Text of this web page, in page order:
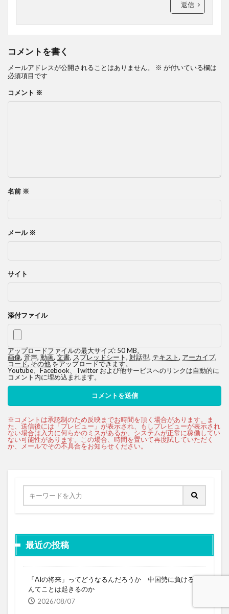
返信
コメントを書く
メールアドレスが公開されることはありません。 ※ が付いている欄は
必須項目です
コメント ※
名前 ※
メール ※
サイト
添付ファイル
アップロードファイルの最大サイズ: 50 MB。
画像, 音声, 動画, 文書, スプレッドシート, 対話型, テキスト, アーカイブ,
コード,その他をアップロードできます。
Youtube、Facebook、Twitter および他サービスへのリンクは自動的に
コメント内に埋め込まれます。
最近の投稿
「AIの将来」ってどうなるんだろうか 中国勢に負けるな
んてことは起きるのか
2026/08/07